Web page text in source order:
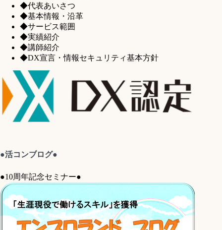
◆代表あいさつ
◆基本情報・沿革
◆サービス範囲
◆実績紹介
◆講師紹介
◆DX宣言・情報セキュリティ基本方針
●活コンブログ●
●10周年記念セミナー●